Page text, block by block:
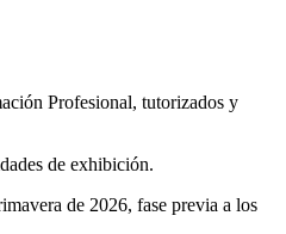
Profesional, tutorizados y
de exhibición.
de 2026, fase previa a los